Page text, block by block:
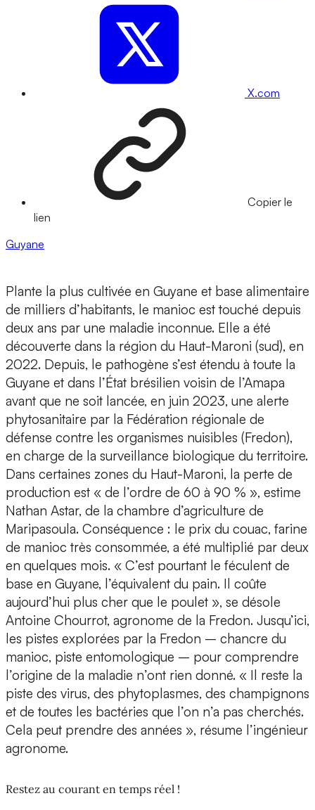
X.com
Copier le
lien
Guyane
Plante la plus cultivée en Guyane et base alimentaire
de milliers d’habitants, le manioc est touché depuis
deux ans par une maladie inconnue. Elle a été
découverte dans la région du Haut-Maroni (sud), en
2022. Depuis, le pathogène s’est étendu à toute la
Guyane et dans l’État brésilien voisin de l’Amapa
avant que ne soit lancée, en juin 2023, une alerte
phytosanitaire par la Fédération régionale de
défense contre les organismes nuisibles (Fredon),
en charge de la surveillance biologique du territoire.
Dans certaines zones du Haut-Maroni, la perte de
production est « de l’ordre de 60 à 90 % », estime
Nathan Astar, de la chambre d’agriculture de
Maripasoula. Conséquence : le prix du couac, farine
de manioc très consommée, a été multiplié par deux
en quelques mois. « C’est pourtant le féculent de
base en Guyane, l’équivalent du pain. Il coûte
aujourd’hui plus cher que le poulet », se désole
Antoine Chourrot, agronome de la Fredon. Jusqu’ici,
les pistes explorées par la Fredon – chancre du
manioc, piste entomologique – pour comprendre
l’origine de la maladie n’ont rien donné. « Il reste la
piste des virus, des phytoplasmes, des champignons
et de toutes les bactéries que l’on n’a pas cherchés.
Cela peut prendre des années », résume l’ingénieur
agronome.
Restez au courant en temps réel !